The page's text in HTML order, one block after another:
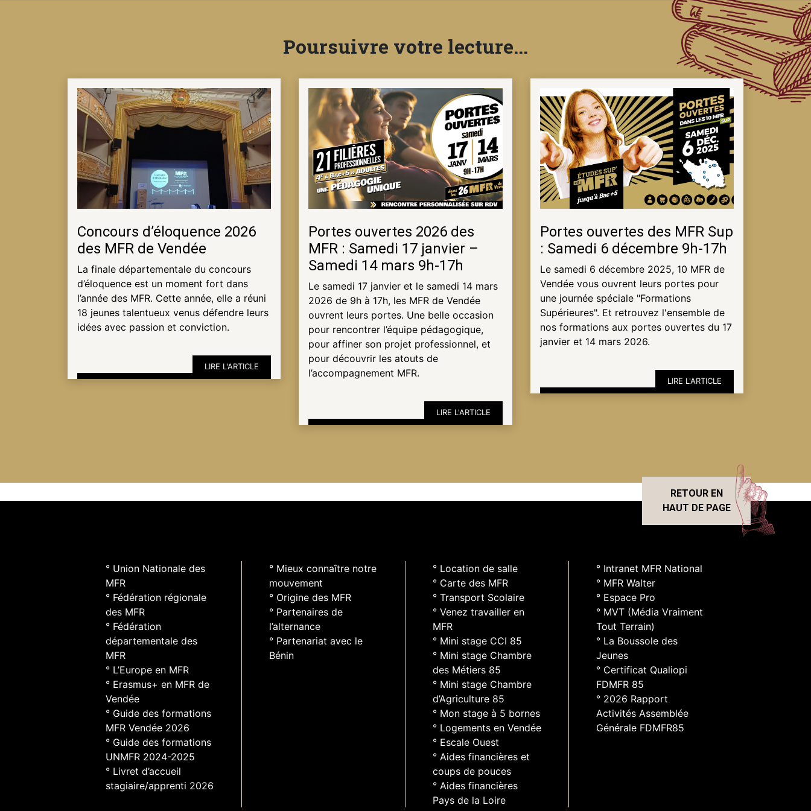
TRAVAILLER
CONTACTER
Poursuivre votre lecture...
Concours d’éloquence 2026
des MFR de Vendée
La finale départementale du concours
d’éloquence est un moment fort dans
l’année des MFR. Cette année, elle a réuni
18 jeunes talentueux venus défendre leurs
idées avec passion et conviction.
LIRE L'ARTICLE
Portes ouvertes 2026 des
MFR : Samedi 17 janvier –
Samedi 14 mars 9h-17h
Le samedi 17 janvier et le samedi 14 mars
2026 de 9h à 17h, les MFR de Vendée
ouvrent leurs portes. Une belle occasion
pour rencontrer l’équipe pédagogique,
pour affiner son projet professionnel, et
pour découvrir les atouts de
l’accompagnement MFR.
LIRE L'ARTICLE
Portes ouvertes des MFR Sup
: Samedi 6 décembre 9h-17h
Le samedi 6 décembre 2025, 10 MFR de
Vendée vous ouvrent leurs portes pour
une journée spéciale "Formations
Supérieures". Et retrouvez l'ensemble de
nos formations aux portes ouvertes du 17
janvier et 14 mars 2026.
LIRE L'ARTICLE
RETOUR EN
HAUT DE PAGE
° Union Nationale des
MFR
° Fédération régionale
des MFR
° Fédération
départementale des
MFR
° L’Europe en MFR
° Erasmus+ en MFR de
Vendée
° Guide des formations
MFR Vendée 2026
° Guide des formations
UNMFR 2024-2025
° Livret d’accueil
stagiaire/apprenti 2026
° Mieux connaître notre
mouvement
° Origine des MFR
° Partenaires de
l’alternance
° Partenariat avec le
Bénin
° Location de salle
° Carte des MFR
° Transport Scolaire
° Venez travailler en
MFR
° Mini stage CCI 85
° Mini stage Chambre
des Métiers 85
° Mini stage Chambre
d’Agriculture 85
° Mon stage à 5 bornes
° Logements en Vendée
° Escale Ouest
° Aides financières et
coups de pouces
° Aides financières
Pays de la Loire
° Intranet MFR National
° MFR Walter
° Espace Pro
° MVT (Média Vraiment
Tout Terrain)
° La Boussole des
Jeunes
° Certificat Qualiopi
FDMFR 85
° 2026 Rapport
Activités Assemblée
Générale FDMFR85